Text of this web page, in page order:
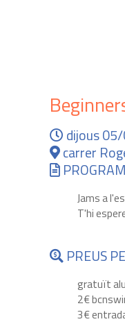
dijous
carrer
Jams a
T'hi
PREUS
gratuït
2€
3€